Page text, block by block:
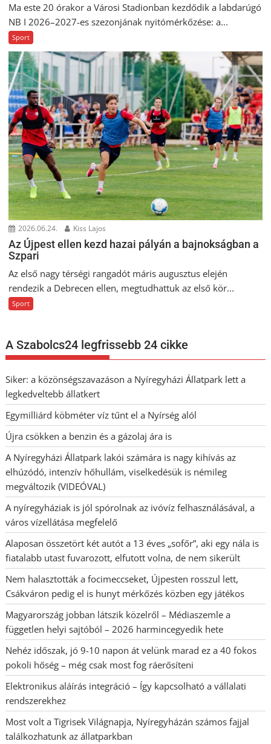
Ma este 20 órakor a Városi Stadionban kezdődik a labdarúgó
NB I 2026–2027-es szezonjának nyitómérkőzése: a...
Sport
2026.06.24. Kiss Lajos
Az Újpest ellen kezd hazai pályán a bajnokságban a
Szpari
Az első nagy térségi rangadót máris augusztus elején
rendezik a Debrecen ellen, megtudhattuk az első kör...
Sport
A Szabolcs24 legfrissebb 24 cikke
Siker: a közönségszavazáson a Nyíregyházi Állatpark lett a
legkedveltebb állatkert
Egymilliárd köbméter víz tűnt el a Nyírség alól
Újra csökken a benzin és a gázolaj ára is
A Nyíregyházi Állatpark lakói számára is nagy kihívás az
elhúzódó, intenzív hőhullám, viselkedésük is némileg
megváltozik (VIDEÓVAL)
A nyíregyháziak is jól spórolnak az ivóvíz felhasználásával, a
város vízellátása megfelelő
Alaposan összetört két autót a 13 éves „sofőr”, aki egy nála is
fiatalabb utast fuvarozott, elfutott volna, de nem sikerült
Nem halasztották a focimeccseket, Újpesten rosszul lett,
Csákváron pedig el is hunyt mérkőzés közben egy játékos
Magyarország jobban látszik közelről – Médiaszemle a
független helyi sajtóból – 2026 harmincegyedik hete
Nehéz időszak, jó 9-10 napon át velünk marad ez a 40 fokos
pokoli hőség – még csak most fog ráerősíteni
Elektronikus aláírás integráció – Így kapcsolható a vállalati
rendszerekhez
Most volt a Tigrisek Világnapja, Nyíregyházán számos fajjal
találkozhatunk az állatparkban